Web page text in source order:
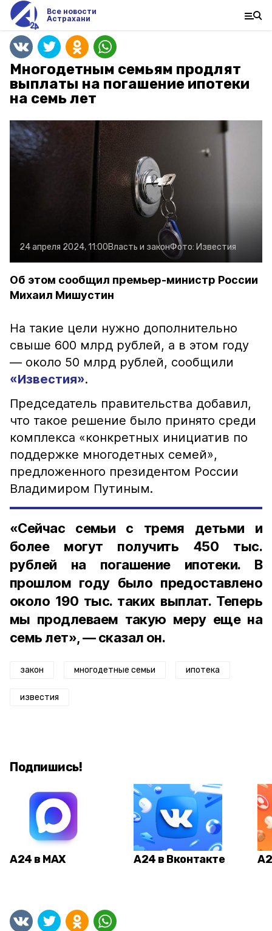
Все новости
Астрахани
Многодетным семьям продлят
выплаты на погашение ипотеки
на семь лет
24 апреля 2024, 11:00Власть и законФото: Известия
Об этом сообщил премьер-министр России
Михаил Мишустин
На такие цели нужно дополнительно
свыше 600 млрд рублей, а в этом году
— около 50 млрд рублей, сообщили
«Известия».
Председатель правительства добавил,
что такое решение было принято среди
комплекса «конкретных инициатив по
поддержке многодетных семей»,
предложенного президентом России
Владимиром Путиным.
«Сейчас семьи с тремя детьми и
более могут получить 450 тыс.
рублей на погашение ипотеки. В
прошлом году было предоставлено
около 190 тыс. таких выплат. Теперь
мы продлеваем такую меру еще на
семь лет», — сказал он.
закон многодетные семьи ипотека
известия
Подпишись!
А24 в MAX А24 в Вконтакте